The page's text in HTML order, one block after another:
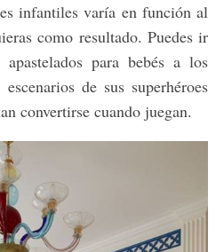
infantiles varía en función al
como resultado. Puedes ir
para bebés a los
de sus superhéroes
convertirse cuando juegan.